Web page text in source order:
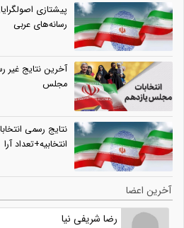
پیشتازی
رسانه‌های عربی
آخرین نتایج غیر
مجلس
نتایج رسمی
انتخابیه+تعداد آرا
آخرین اعضا
رضا شریفی نیا